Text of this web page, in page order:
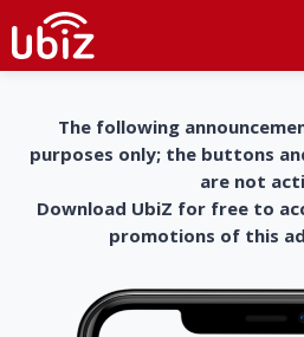
The following
purposes only; the buttons
are not
Download UbiZ for free to
promotions of this